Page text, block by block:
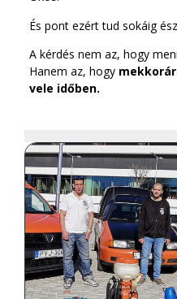
És pont ezért tud sokáig
A kérdés nem az, hogy
Hanem az, hogy
vele időben.